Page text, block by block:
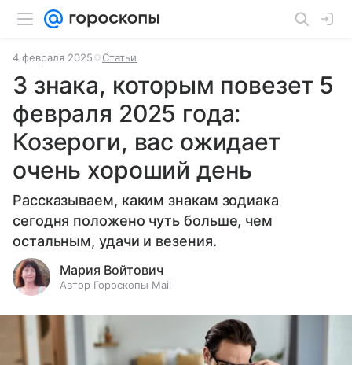
4 февраля 2025 Статьи
3 знака, которым повезет 5
февраля 2025 года:
Козероги, вас ожидает
очень хороший день
Рассказываем, каким знакам зодиака
сегодня положено чуть больше, чем
остальным, удачи и везения.
Мария Войтович
Автор Гороскопы Mail